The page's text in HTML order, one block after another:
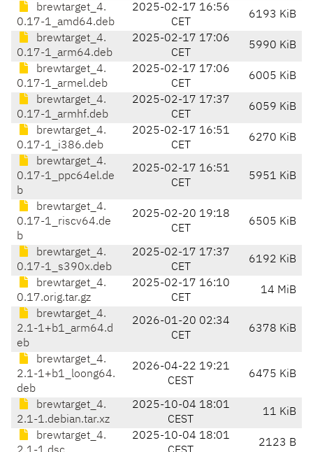
brewtarget_4.
0.17-1_amd64.deb
2025-02-17 16:56
CET
6193 KiB
brewtarget_4.
0.17-1_arm64.deb
2025-02-17 17:06
CET
5990 KiB
brewtarget_4.
0.17-1_armel.deb
2025-02-17 17:06
CET
6005 KiB
brewtarget_4.
0.17-1_armhf.deb
2025-02-17 17:37
CET
6059 KiB
brewtarget_4.
0.17-1_i386.deb
2025-02-17 16:51
CET
6270 KiB
brewtarget_4.
0.17-1_ppc64el.de
b
2025-02-17 16:51
CET
5951 KiB
brewtarget_4.
0.17-1_riscv64.de
b
2025-02-20 19:18
CET
6505 KiB
brewtarget_4.
0.17-1_s390x.deb
2025-02-17 17:37
CET
6192 KiB
brewtarget_4.
0.17.orig.tar.gz
2025-02-17 16:10
CET
14 MiB
brewtarget_4.
2.1-1+b1_arm64.d
eb
2026-01-20 02:34
CET
6378 KiB
brewtarget_4.
2.1-1+b1_loong64.
deb
2026-04-22 19:21
CEST
6475 KiB
brewtarget_4.
2.1-1.debian.tar.xz
2025-10-04 18:01
CEST
11 KiB
brewtarget_4.
2025-10-04 18:01
2123 B